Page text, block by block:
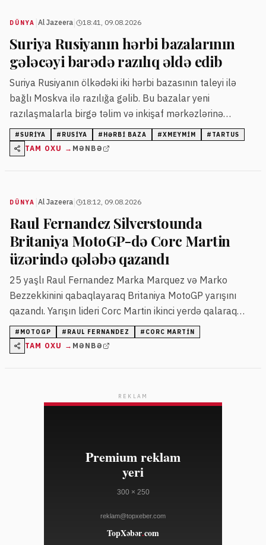
DÜNYA Al Jazeera 18:41, 09.08.2026
Suriya Rusiyanın hərbi bazalarının
gələcəyi barədə razılıq əldə edib
Suriya Rusiyanın ölkədəki iki hərbi bazasının taleyi ilə
bağlı Moskva ilə razılığa gəlib. Bu bazalar yeni
razılaşmalarla birgə təlim və inkişaf mərkəzlərinə
çevriləcək.
#SURIYA # RUSIYA # HƏRBI BAZA #XMEYMIM # TARTUS
TAM OXU → MƏNBƏ
DÜNYA Al Jazeera 18:12, 09.08.2026
Raul Fernandez Silverstounda
Britaniya MotoGP-də Corc Martin
üzərində qələbə qazandı
25 yaşlı Raul Fernandez Marka Marquez və Marko
Bezzekkinini qabaqlayaraq Britaniya MotoGP yarışını
qazandı. Yarışın lideri Corc Martin ikinci yerdə qalaraq
çempionatda üstünlüyünü artırdı.
# MOTOGP # RAUL FERNANDEZ # CORC MARTIN
TAM OXU → MƏNBƏ
REKLAM